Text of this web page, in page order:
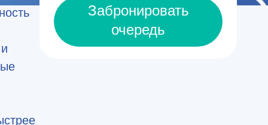
Забронировать
очередь